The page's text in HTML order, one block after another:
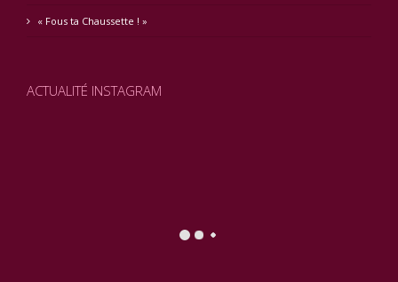
« Fous ta Chaussette ! »
ACTUALITÉ INSTAGRAM